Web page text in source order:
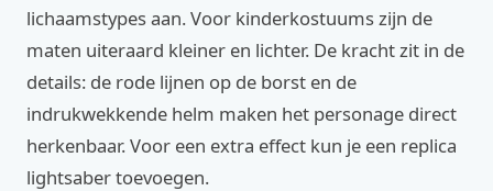
lichaamstypes aan. Voor kinderkostuums zijn de
maten uiteraard kleiner en lichter. De kracht zit in de
details: de rode lijnen op de borst en de
indrukwekkende helm maken het personage direct
herkenbaar. Voor een extra effect kun je een replica
lightsaber toevoegen.